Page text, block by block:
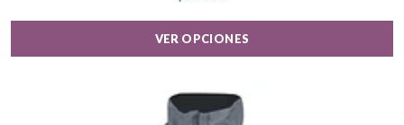
VER OPCIONES